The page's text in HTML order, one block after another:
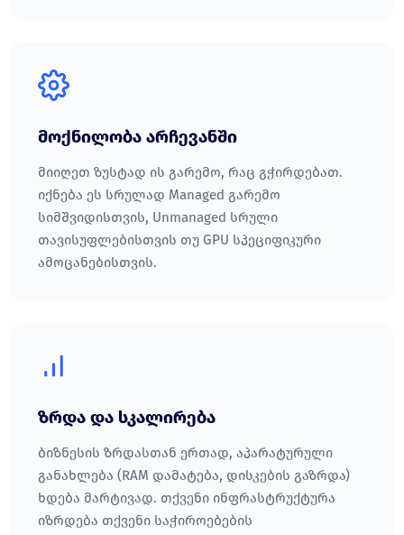
მოქნილობა არჩევანში
მიიღეთ ზუსტად ის გარემო, რაც გჭირდებათ.
იქნება ეს სრულად Managed გარემო
სიმშვიდისთვის, Unmanaged სრული
თავისუფლებისთვის თუ GPU სპეციფიკური
ამოცანებისთვის.
ზრდა და სკალირება
ბიზნესის ზრდასთან ერთად, აპარატურული
განახლება (RAM დამატება, დისკების გაზრდა)
ხდება მარტივად. თქვენი ინფრასტრუქტურა
იზრდება თქვენი საჭიროებების